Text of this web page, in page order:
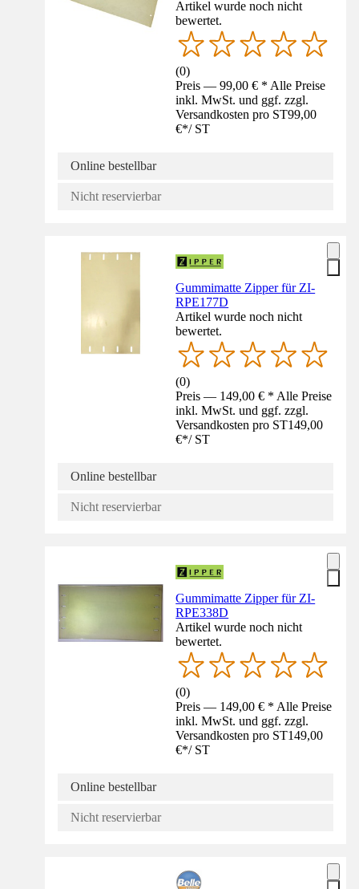
Artikel wurde noch nicht
bewertet.
(0)
Preis — 99,00 € * Alle Preise
inkl. MwSt. und ggf. zzgl.
Versandkosten pro ST99,00
€*/ ST
Online bestellbar
Nicht reservierbar
Gummimatte Zipper für ZI-
RPE177D
Artikel wurde noch nicht
bewertet.
(0)
Preis — 149,00 € * Alle Preise
inkl. MwSt. und ggf. zzgl.
Versandkosten pro ST149,00
€*/ ST
Online bestellbar
Nicht reservierbar
Gummimatte Zipper für ZI-
RPE338D
Artikel wurde noch nicht
bewertet.
(0)
Preis — 149,00 € * Alle Preise
inkl. MwSt. und ggf. zzgl.
Versandkosten pro ST149,00
€*/ ST
Online bestellbar
Nicht reservierbar